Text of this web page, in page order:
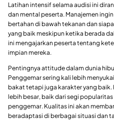
Latihan intensif selama audisi ini
dan mental peserta. Manajemen
bertahan di bawah tekanan dan
yang baik meskipun ketika berada
ini mengajarkan peserta tentang
impian mereka.
Pentingnya attitude dalam dunia
Penggemar sering kali lebih
bakat tetapi juga karakter yang baik.
lebih besar, baik dari segi
penggemar. Kualitas ini akan
beradaptasi di berbagai situasi dan